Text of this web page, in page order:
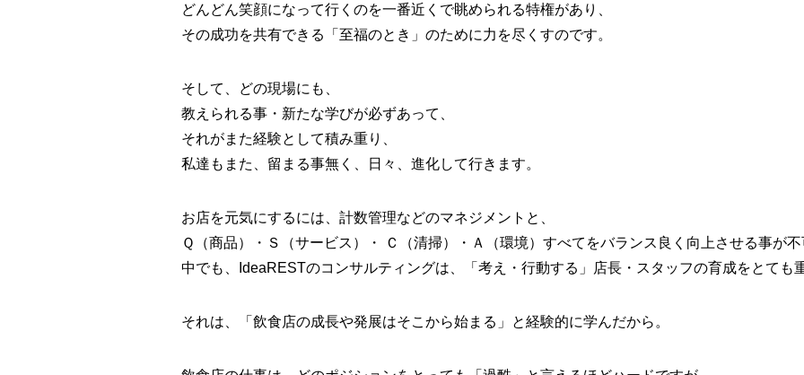
どんどん笑顔になって行くのを一番近くで眺められる特権があり、
その成功を共有できる「至福のとき」のために力を尽くすのです。
そして、どの現場にも、
教えられる事・新たな学びが必ずあって、
それがまた経験として積み重り、
私達もまた、留まる事無く、日々、進化して行きます。
お店を元気にするには、計数管理などのマネジメントと、
Ｑ（商品）・Ｓ（サービス）・ Ｃ（清掃）・Ａ（環境）すべてをバランス良く向上させる事が
中でも、IdeaRESTのコンサルティングは、「考え・行動する」店長・スタッフの育成をとても
それは、「飲食店の成長や発展はそこから始まる」と経験的に学んだから。